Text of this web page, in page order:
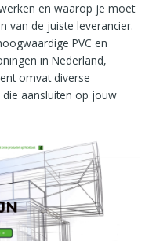
en waarop je moet
van de juiste leverancier.
PVC en
in Nederland,
omvat diverse
aansluiten op jouw